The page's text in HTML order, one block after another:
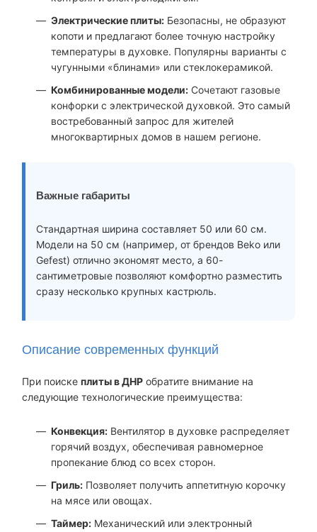
Электрические плиты: Безопасны, не образуют
копоти и предлагают более точную настройку
температуры в духовке. Популярны варианты с
чугунными «блинами» или стеклокерамикой.
Комбинированные модели: Сочетают газовые
конфорки с электрической духовкой. Это самый
востребованный запрос для жителей
многоквартирных домов в нашем регионе.
Важные габариты
Стандартная ширина составляет 50 или 60 см.
Модели на 50 см (например, от брендов Beko или
Gefest) отлично экономят место, а 60-
сантиметровые позволяют комфортно разместить
сразу несколько крупных кастрюль.
Описание современных функций
При поиске плиты в ДНР обратите внимание на
следующие технологические преимущества:
Конвекция: Вентилятор в духовке распределяет
горячий воздух, обеспечивая равномерное
пропекание блюд со всех сторон.
Гриль: Позволяет получить аппетитную корочку
на мясе или овощах.
Таймер: Механический или электронный